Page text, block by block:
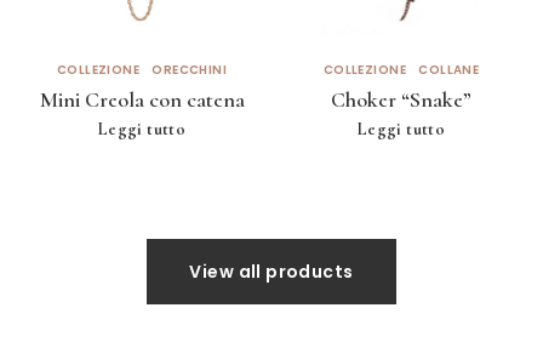
COLLEZIONE ORECCHINI
Mini Creola con catena
Leggi tutto
COLLEZIONE COLLANE
Choker “Snake”
Leggi tutto
View all products